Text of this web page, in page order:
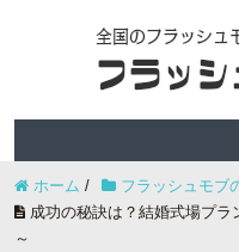
ホーム / フラッシュモブ
成功の秘訣は？結婚式場プ
～